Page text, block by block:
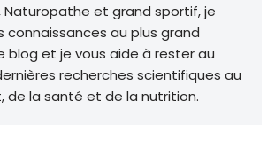
Naturopathe et grand sportif, je
au plus grand
blog et je vous aide à rester au
recherches scientifiques au
de la santé et de la nutrition.